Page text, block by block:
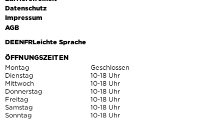
Datenschutz
Impressum
AGB
DEENFRLeichte Sprache
ÖFFNUNGSZEITEN
Montag
Geschlossen
Dienstag
10-18 Uhr
Mittwoch
10-18 Uhr
Donnerstag
10-18 Uhr
Freitag
10-18 Uhr
Samstag
10-18 Uhr
Sonntag
10-18 Uhr